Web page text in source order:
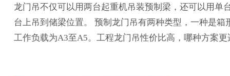
龙门吊不仅可以用两台起重机吊装预制梁，还可以用单
台上吊到储梁位置。 预制龙门吊有两种类型，一种是
工作负载为A3至A5。工程龙门吊性价比高，哪种方案